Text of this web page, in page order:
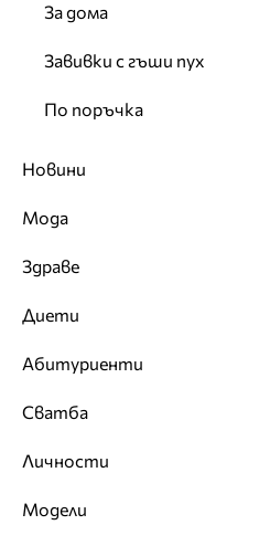
За дома
Завивки с гъши пух
По поръчка
Новини
Мода
Здраве
Диети
Абитуриенти
Сватба
Личности
Модели